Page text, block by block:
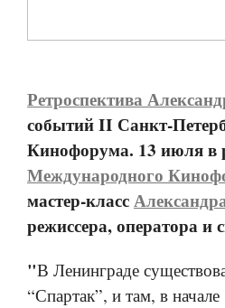
Ретроспектива
событий II Санкт-
Кинофорума. 13 июля в
Международного
мастер-класс
режиссера, оператора и
"В Ленинграде
“Спартак”, и там, в